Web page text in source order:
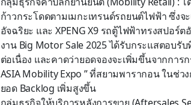
ก้าวกระโดดตามเมกะเทรนด์รถยนต์ไฟฟ้า ซึ่งจ
อัจฉริยะ และ XPENG X9 รถตู้ไฟฟ้าทรงสปอ
งาน Big Motor Sale 2025 ได้รับกระแสตอบรั
ต่อเนื่อง และคาดว่ายอดจองจะเพิ่มขึ้นจากการ
ASIA Mobility Expo ” ที่สยามพารากอน ในช่
ยอด Backlog เพิ่มสูงขึ้น